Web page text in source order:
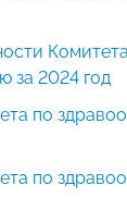
за 2024 год
по
по